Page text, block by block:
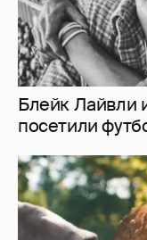
Блейк Лайвли
посетили